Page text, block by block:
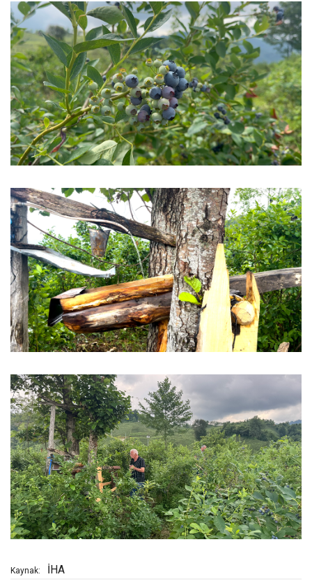
Kaynak: İHA